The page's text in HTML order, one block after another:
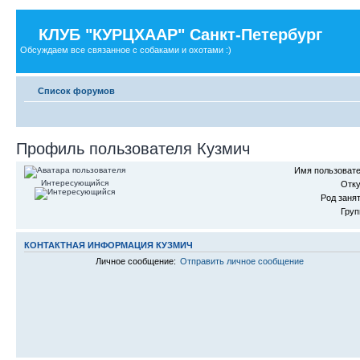
КЛУБ "КУРЦХААР" Санкт-Петербург
Обсуждаем все связанное с собаками и охотами :)
Список форумов
Профиль пользователя Кузмич
Интересующийся
Имя
Род
КОНТАКТНАЯ ИНФОРМАЦИЯ КУЗМИЧ
Личное сообщение: Отправить личное сообщение